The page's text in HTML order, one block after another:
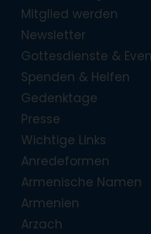
Mitglied werden
Newsletter
Gottesdienste &
Spenden & Helfen
Gedenktage
Presse
Wichtige Links
Anredeformen
Armenische Namen
Armenien
Arzach